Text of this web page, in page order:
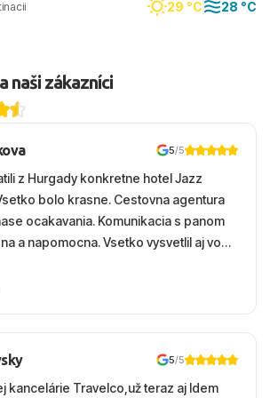
29 °C 28 °C
naši zákazníci
5/5
z Hurgady konkretne hotel Jazz
bolo krasne. Cestovna agentura
ocakavania. Komunikacia s panom
a napomocna. Vsetko vysvetlil aj vo
zaco sa ospravedlnujem. Hotel
top. Strava, prostredie, more,
5/5
kancelárie Travelco,už teraz aj Idem